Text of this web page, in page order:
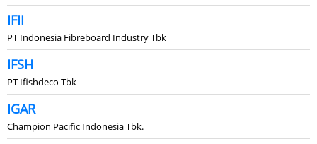
IFII
PT Indonesia Fibreboard Industry Tbk
IFSH
PT Ifishdeco Tbk
IGAR
Champion Pacific Indonesia Tbk.